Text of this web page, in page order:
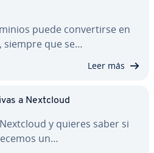
puede co­n­ve­r­ti­r­se en
siempre que se…
Leer más
a Nextcloud
y quieres saber si
un…